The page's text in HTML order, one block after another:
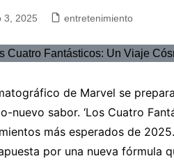
3, 2025 entretenimiento
de Marvel se
nuevo sabor. ‘Los Cuatro
más esperados de
por una nueva fórmula